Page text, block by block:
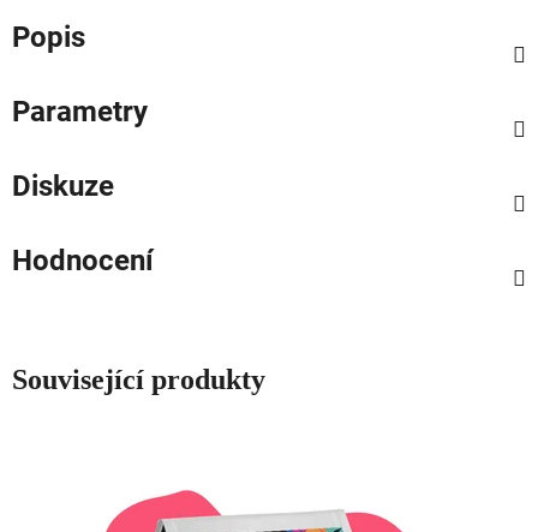
Popis
Parametry
Diskuze
Hodnocení
Související produkty